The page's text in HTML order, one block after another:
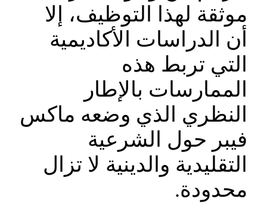
موثقة لهذا التوظيف، إلا
أن الدراسات الأكاديمية
التي تربط هذه
الممارسات بالإطار
النظري الذي وضعه ماكس
فيبر حول الشرعية
التقليدية والدينية لا تزال
محدودة.